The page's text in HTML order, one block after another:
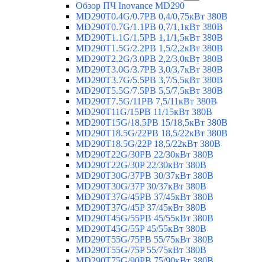
Обзор ПЧ Inovance MD290
MD290T0.4G/0.7PB 0,4/0,75кВт 380В
MD290T0.7G/1.1PB 0,7/1,1кВт 380В
MD290T1.1G/1.5PB 1,1/1,5кВт 380В
MD290T1.5G/2.2PB 1,5/2,2кВт 380В
MD290T2.2G/3.0PB 2,2/3,0кВт 380В
MD290T3.0G/3.7PB 3,0/3,7кВт 380В
MD290T3.7G/5.5PB 3,7/5,5кВт 380В
MD290T5.5G/7.5PB 5,5/7,5кВт 380В
MD290T7.5G/11PB 7,5/11кВт 380В
MD290T11G/15PB 11/15кВт 380В
MD290T15G/18.5PB 15/18,5кВт 380В
MD290T18.5G/22PB 18,5/22кВт 380В
MD290T18.5G/22P 18,5/22кВт 380В
MD290T22G/30PB 22/30кВт 380В
MD290T22G/30P 22/30кВт 380В
MD290T30G/37PB 30/37кВт 380В
MD290T30G/37P 30/37кВт 380В
MD290T37G/45PB 37/45кВт 380В
MD290T37G/45P 37/45кВт 380В
MD290T45G/55PB 45/55кВт 380В
MD290T45G/55P 45/55кВт 380В
MD290T55G/75PB 55/75кВт 380В
MD290T55G/75P 55/75кВт 380В